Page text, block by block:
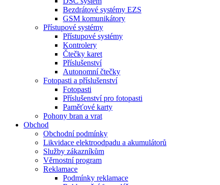
Bezdrátové systémy EZS
GSM komunikátory
Přístupové systémy
Přístupové systémy
Kontrolery
Čtečky karet
Příslušenství
Autonomní čtečky
Fotopasti a příslušenství
Fotopasti
Příslušenství pro fotopasti
Paměťové karty
Pohony bran a vrat
Obchod
Obchodní podmínky
Likvidace elektroodpadu a akumulátorů
Služby zákazníkům
Věrnostní program
Reklamace
Podmínky reklamace